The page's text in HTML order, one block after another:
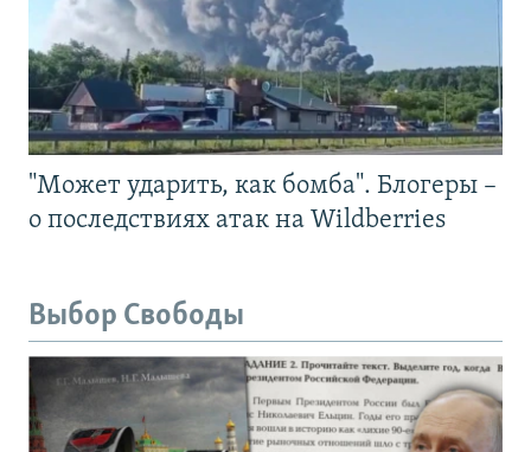
"Может ударить, как бомба". Блогеры –
о последствиях атак на Wildberries
Выбор Свободы